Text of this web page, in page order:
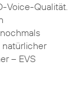
Voice-Qualität.
– EVS